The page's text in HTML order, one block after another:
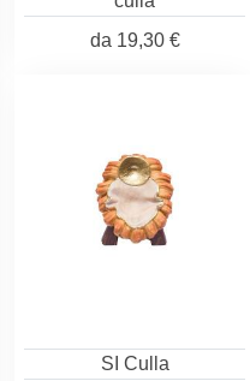
da 19,30 €
SI Culla